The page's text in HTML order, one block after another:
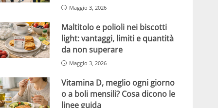
Maggio 3, 2026
Maltitolo e polioli nei biscotti
light: vantaggi, limiti e quantità
da non superare
Maggio 3, 2026
Vitamina D, meglio ogni giorno
o a boli mensili? Cosa dicono le
linee guida